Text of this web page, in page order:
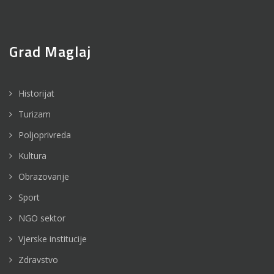
Grad Maglaj
Historijat
Turizam
Poljoprivreda
Kultura
Obrazovanje
Sport
NGO sektor
Vjerske institucije
Zdravstvo